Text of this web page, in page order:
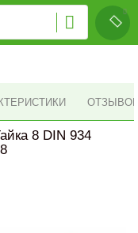
ОТЗЫВОВ
8 DIN 934